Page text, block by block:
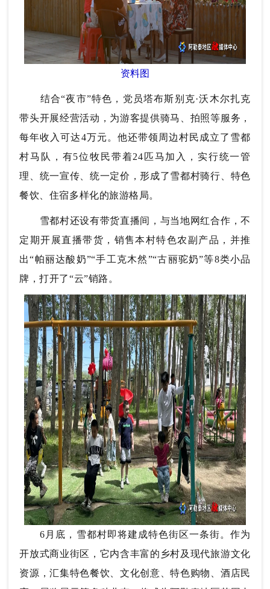
资料图
结合“夜市”特色，党员塔布斯别克·沃木尔扎克
带头开展经营活动，为游客提供骑马、拍照等服务，
每年收入可达4万元。他还带领周边村民成立了雪都
村马队，有5位牧民带着24匹马加入，实行统一管
理、统一宣传、统一定价，形成了雪都村骑行、特色
餐饮、住宿多样化的旅游格局。
雪都村还设有带货直播间，与当地网红合作，不
定期开展直播带货，销售本村特色农副产品，并推
出“帕丽达酸奶”“手工克木然”“古丽驼奶”等8类小品
牌，打开了“云”销路。
6月底，雪都村即将建成特色街区一条街。作为
开放式商业街区，它内含丰富的乡村及现代旅游文化
资源，汇集特色餐饮、文化创意、特色购物、酒店民